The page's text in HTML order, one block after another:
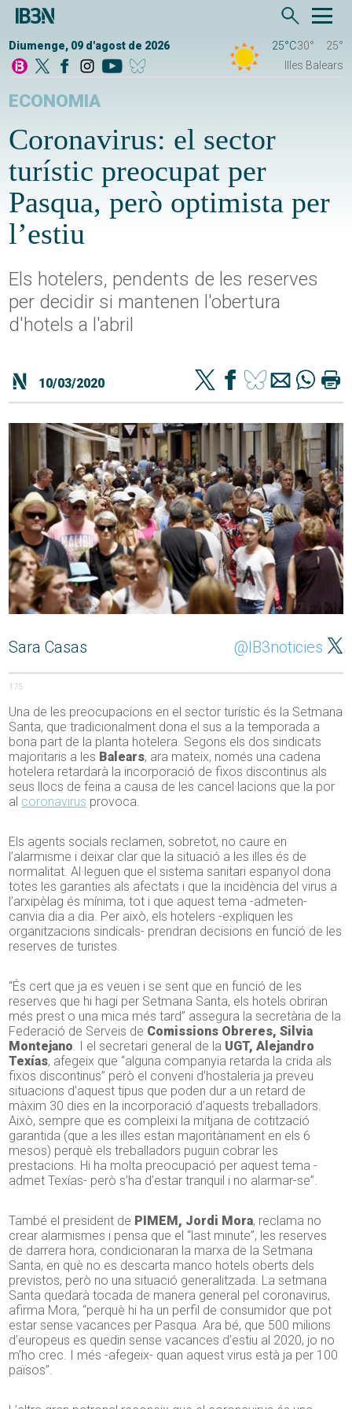
Diumenge, 09 d'agost de 2026 25°C30°
25°
Illes Balears
ECONOMIA
Coronavirus: el sector
turístic preocupat per
Pasqua, però optimista per
l’estiu
Els hotelers, pendents de les reserves
per decidir si mantenen l'obertura
d'hotels a l'abril
10/03/2020
Sara Casas @IB3noticies
175
Una de les preocupacions en el sector turístic és la Setmana
Santa, que tradicionalment dona el sus a la temporada a
bona part de la planta hotelera. Segons els dos sindicats
majoritaris a les Balears, ara mateix, només una cadena
hotelera retardarà la incorporació de fixos discontinus als
seus llocs de feina a causa de les cancel·lacions que la por
al coronavirus provoca.
Els agents socials reclamen, sobretot, no caure en
l’alarmisme i deixar clar que la situació a les illes és de
normalitat. Al·leguen que el sistema sanitari espanyol dona
totes les garanties als afectats i que la incidència del virus a
l’arxipèlag és mínima, tot i que aquest tema -admeten-
canvia dia a dia. Per això, els hotelers -expliquen les
organitzacions sindicals- prendran decisions en funció de les
reserves de turistes.
“És cert que ja es veuen i se sent que en funció de les
reserves que hi hagi per Setmana Santa, els hotels obriran
més prest o una mica més tard” assegura la secretària de la
Federació de Serveis de Comissions Obreres, Silvia
Montejano. I el secretari general de la UGT, Alejandro
Texías, afegeix que “alguna companyia retarda la crida als
fixos discontinus” però el conveni d’hostaleria ja preveu
situacions d’aquest tipus que poden dur a un retard de
màxim 30 dies en la incorporació d’aquests treballadors.
Això, sempre que es compleixi la mitjana de cotització
garantida (que a les illes estan majoritàriament en els 6
mesos) perquè els treballadors puguin cobrar les
prestacions. Hi ha molta preocupació per aquest tema -
admet Texías- però s’ha d’estar tranquil i no alarmar-se”.
També el president de PIMEM, Jordi Mora, reclama no
crear alarmismes i pensa que el “last minute”, les reserves
de darrera hora, condicionaran la marxa de la Setmana
Santa, en què no es descarta manco hotels oberts dels
previstos, però no una situació generalitzada. La setmana
Santa quedarà tocada de manera general pel coronavirus,
afirma Mora, “perquè hi ha un perfil de consumidor que pot
estar sense vacances per Pasqua. Ara bé, que 500 milions
d’europeus es quedin sense vacances d’estiu al 2020, jo no
m’ho crec. I més -afegeix- quan aquest virus està ja per 100
països”.